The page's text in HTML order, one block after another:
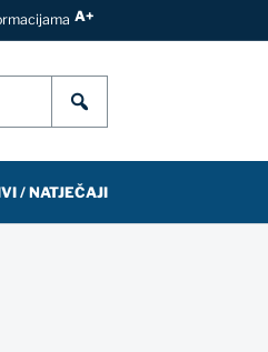
A+
/ NATJEČAJI